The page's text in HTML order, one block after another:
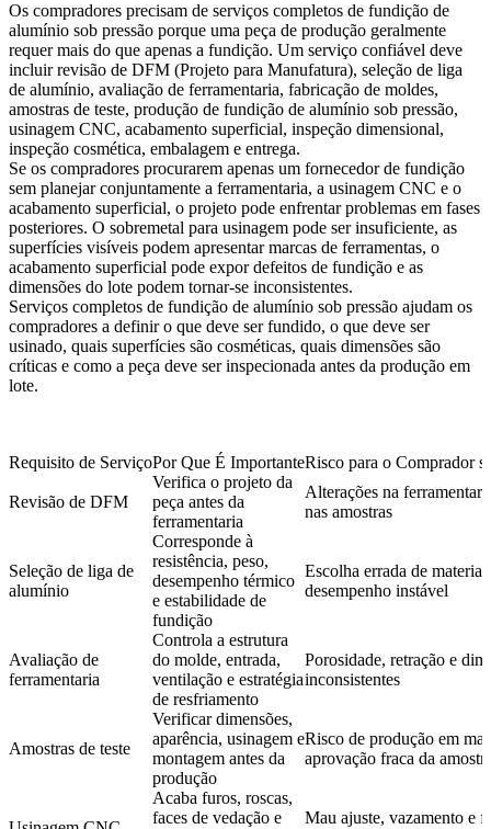
Os compradores precisam de serviços completos de fundição de
alumínio sob pressão porque uma peça de produção geralmente
requer mais do que apenas a fundição. Um serviço confiável deve
incluir revisão de DFM (Projeto para Manufatura), seleção de liga
de alumínio, avaliação de ferramentaria, fabricação de moldes,
amostras de teste, produção de fundição de alumínio sob pressão,
usinagem CNC, acabamento superficial, inspeção dimensional,
inspeção cosmética, embalagem e entrega.
Se os compradores procurarem apenas um fornecedor de fundição
sem planejar conjuntamente a ferramentaria, a usinagem CNC e o
acabamento superficial, o projeto pode enfrentar problemas em fases
posteriores. O sobremetal para usinagem pode ser insuficiente, as
superfícies visíveis podem apresentar marcas de ferramentas, o
acabamento superficial pode expor defeitos de fundição e as
dimensões do lote podem tornar-se inconsistentes.
Serviços completos de fundição de alumínio sob pressão ajudam os
compradores a definir o que deve ser fundido, o que deve ser
usinado, quais superfícies são cosméticas, quais dimensões são
críticas e como a peça deve ser inspecionada antes da produção em
lote.
Requisito de ServiçoPor Que É ImportanteRisco para o Comprador
Revisão de DFM
Verifica o projeto da
peça antes da
ferramentaria
Alterações na
nas amostras
Seleção de liga de
alumínio
Corresponde à
resistência, peso,
desempenho térmico
e estabilidade de
fundição
Escolha errada de material
desempenho instável
Avaliação de
ferramentaria
Controla a estrutura
do molde, entrada,
ventilação e estratégia
de resfriamento
Porosidade, retração e
inconsistentes
Amostras de teste
Verificar dimensões,
aparência, usinagem e
montagem antes da
produção
Risco de produção em
aprovação fraca da
Acaba furos, roscas,
faces de vedação e
Mau ajuste, vazamento e